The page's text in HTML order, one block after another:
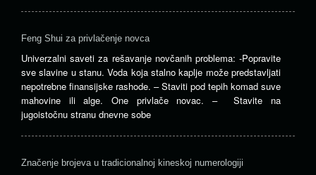
Feng Shui za privlačenje novca
Univerzalni saveti za rešavanje novčanih problema: -Popravite
sve slavine u stanu. Voda koja stalno kaplje može predstavljati
nepotrebne finansijske rashode. – Staviti pod tepih komad suve
mahovine ili alge. One privlače novac. – Stavite na
jugoistočnu stranu dnevne sobe
Značenje brojeva u tradicionalnoj kineskoj numerologiji